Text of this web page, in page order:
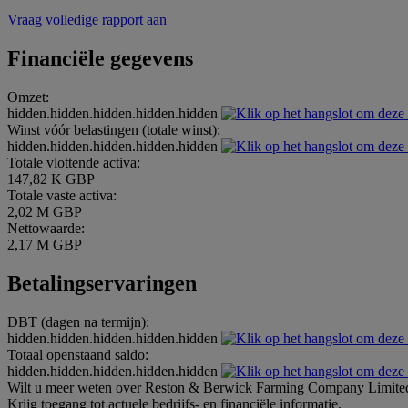
Vraag volledige rapport aan
Financiële gegevens
Omzet:
hidden.hidden.hidden.hidden.hidden
Winst vóór belastingen (totale winst):
hidden.hidden.hidden.hidden.hidden
Totale vlottende activa:
147,82 K GBP
Totale vaste activa:
2,02 M GBP
Nettowaarde:
2,17 M GBP
Betalingservaringen
DBT (dagen na termijn):
hidden.hidden.hidden.hidden.hidden
Totaal openstaand saldo:
hidden.hidden.hidden.hidden.hidden
Wilt u meer weten over Reston & Berwick Farming Company
Krijg toegang tot actuele bedrijfs- en financiële informatie.